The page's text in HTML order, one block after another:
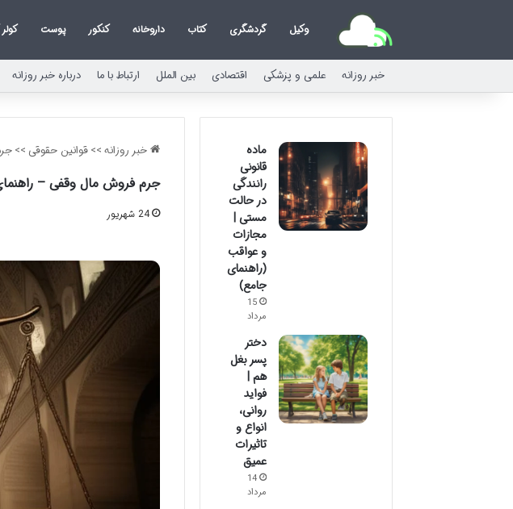
وکیل گردشگری کتاب داروخانه کنکور پوست
خبر روزانه علمی و پزشکی اقتصادی بین الملل ارتباط با ما درباره خبر روزانه
خبر روزانه>> قوانین حقوقی >>
جرم فروش مال وقفی –
24 شهریور
ماده
قانونی
رانندگی
در حالت
مستی |
مجازات
و عواقب
(راهنمای
جامع)
15
مرداد
دختر
پسر بغل
هم |
فواید
روانی،
انواع و
تاثیرات
عمیق
14
مرداد